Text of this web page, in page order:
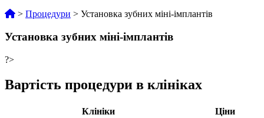
> Процедури > Установка зубних міні-імплантів
Установка зубних міні-імплантів
?>
Вартість процедури в клініках
Клініки
Ціни